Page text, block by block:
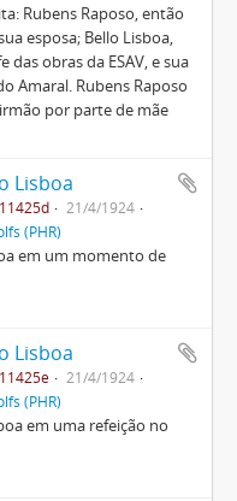
Rubens Raposo, então
esposa; Bello Lisboa,
obras da ESAV, e sua
Amaral. Rubens Raposo
por parte de mãe
Lisboa
21/4/1924
(PHR)
em um momento de
Lisboa
21/4/1924
(PHR)
em uma refeição no